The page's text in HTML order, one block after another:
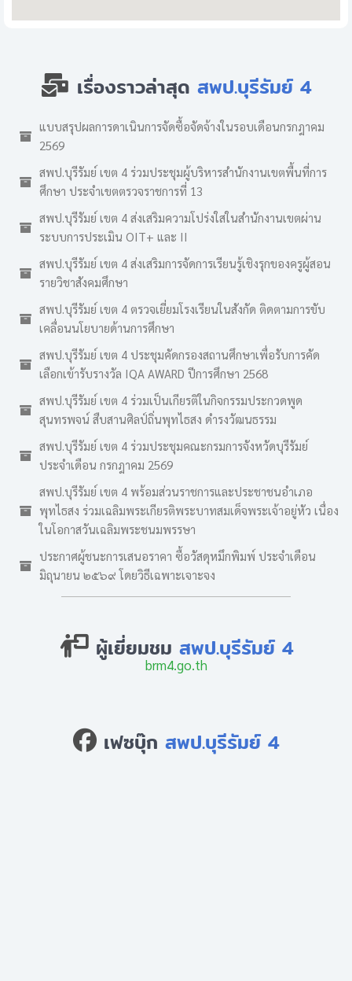
เรื่องราวล่าสุด สพป.บุรีรัมย์ 4
แบบสรุปผลการดาเนินการจัดซื้อจัดจ้างในรอบเดือนกรกฎาคม
2569
สพป.บุรีรัมย์ เขต 4 ร่วมประชุมผู้บริหารสำนักงานเขตพื้นที่การ
ศึกษา ประจำเขตตรวจราชการที่ 13
สพป.บุรีรัมย์ เขต 4 ส่งเสริมความโปร่งใสในสำนักงานเขตผ่าน
ระบบการประเมิน OIT+ และ II
สพป.บุรีรัมย์ เขต 4 ส่งเสริมการจัดการเรียนรู้เชิงรุกของครูผู้สอน
รายวิชาสังคมศึกษา
สพป.บุรีรัมย์ เขต 4 ตรวจเยี่ยมโรงเรียนในสังกัด ติดตามการขับ
เคลื่อนนโยบายด้านการศึกษา
สพป.บุรีรัมย์ เขต 4 ประชุมคัดกรองสถานศึกษาเพื่อรับการคัด
เลือกเข้ารับรางวัล IQA AWARD ปีการศึกษา 2568
สพป.บุรีรัมย์ เขต 4 ร่วมเป็นเกียรติในกิจกรรมประกวดพูด
สุนทรพจน์ สืบสานศิลป์ถิ่นพุทไธสง ดำรงวัฒนธรรม
สพป.บุรีรัมย์ เขต 4 ร่วมประชุมคณะกรมการจังหวัดบุรีรัมย์
ประจำเดือน กรกฎาคม 2569
สพป.บุรีรัมย์ เขต 4 พร้อมส่วนราชการและประชาชนอำเภอ
พุทไธสง ร่วมเฉลิมพระเกียรติพระบาทสมเด็จพระเจ้าอยู่หัว เนื่อง
ในโอกาสวันเฉลิมพระชนมพรรษา
ประกาศผู้ชนะการเสนอราคา ซื้อวัสดุหมึกพิมพ์ ประจำเดือน
มิถุนายน ๒๕๖๙ โดยวิธีเฉพาะเจาะจง
ผู้เยี่ยมชม สพป.บุรีรัมย์ 4
brm4.go.th
เฟซบุ๊ก สพป.บุรีรัมย์ 4